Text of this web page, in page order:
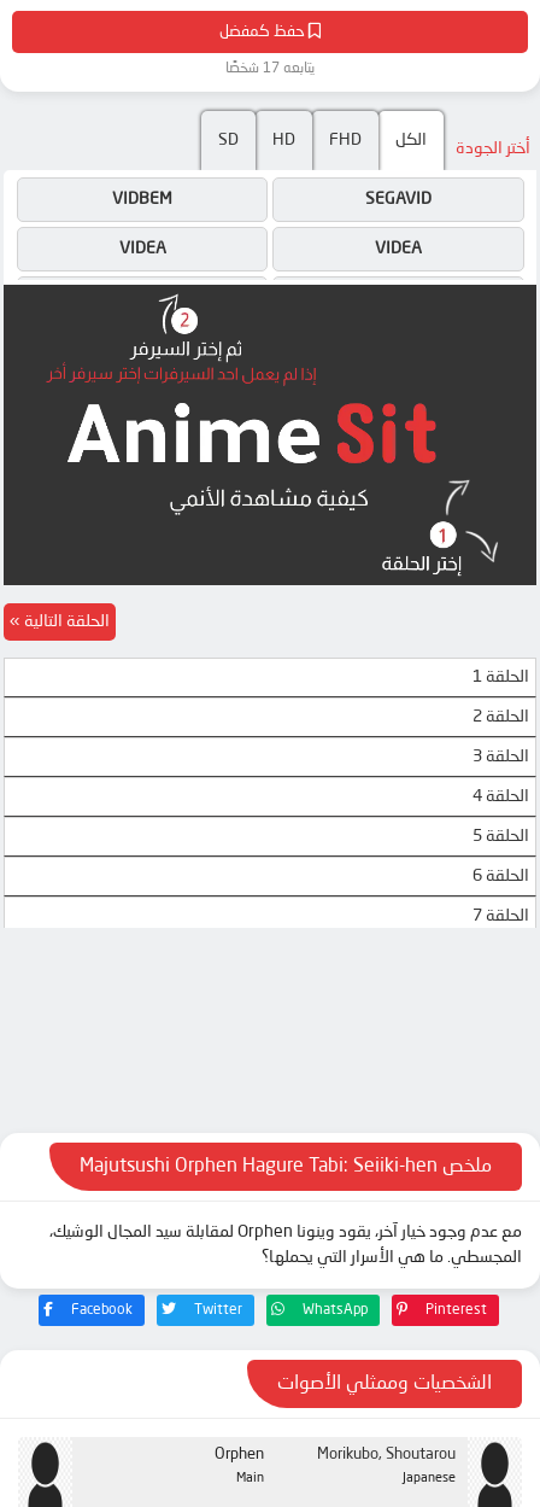
حفظ كمفضل
يتابعه 17 شخصًا
أختر الجودة الكل FHD
HD
SD
SEGAVID
OK
VIDBEM
UPTOSTREAM
UPTOSTREAM
VIDEA
OK
VIDEA
MEGA
4SHARED
MEGA
4SHARED
الحلقة 1
الحلقة 2
الحلقة 3
الحلقة 4
الحلقة 5
الحلقة 6
الحلقة 7
الحلقة التالية
ملخص Majutsushi Orphen Hagure Tabi: Seiiki-hen
مع عدم وجود خيار آخر، يقود وينونا Orphen لمقابلة سيد المجال الوشيك،
المجسطي. ما هي الأسرار التي يحملها؟
Facebook Twitter WhatsApp Pinterest
الشخصيات وممثلي الأصوات
Orphen
Main
Morikubo, Shoutarou
Japanese